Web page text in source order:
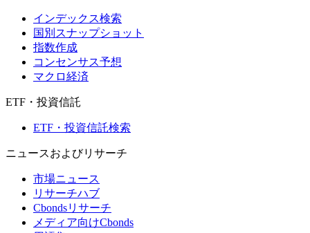
インデックス検索
国別スナップショット
指数作成
コンセンサス予想
マクロ経済
ETF・投資信託
ETF・投資信託検索
ニュースおよびリサーチ
市場ニュース
リサーチハブ
Cbondsリサーチ
メディア向けCbonds